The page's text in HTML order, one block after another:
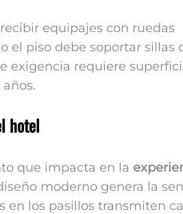
equipajes con ruedas
piso debe soportar sillas
exigencia requiere
hotel
que impacta en la
moderno genera la
en los pasillos transmiten